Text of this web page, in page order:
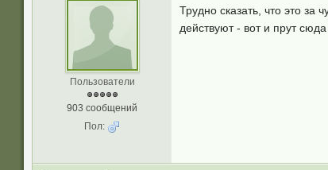
Пользователи
903 сообщений
Пол:
Трудно сказать, что это
действуют - вот и прут сюда